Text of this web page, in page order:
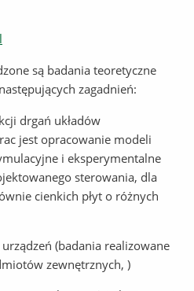
są badania teoretyczne
zagadnień:
drgań układów
jest opracowanie modeli
i eksperymentalne
sterowania, dla
cienkich płyt o różnych
(badania realizowane
zewnętrznych, )